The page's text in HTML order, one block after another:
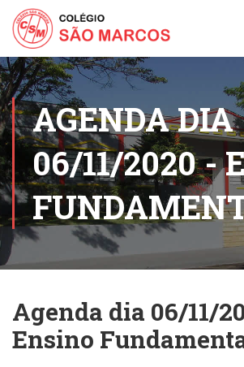
AGENDA DIA
06/11/2020 -
Agenda dia 06/11/
Ensino